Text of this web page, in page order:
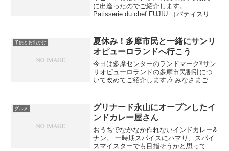
に出逢ったのでご紹介します。
Patisserie du chef FUJIU （パティスリー
ィスリーなので、多摩センター...
子供とお出かけ
夏休み！多摩市民と一緒にサンリ
オピューロランドへ行こう
今日は多摩センターのランドマーク⁈サン
リオピューロランドの多摩市民割引につ
いて改めてご紹介します🎶 みなさまご存
で利用できるキャンペーンが毎年何度も⁈
行われています。...
グルメ
グリナード永山にオープンしたイ
ンドカレー屋さん
おうちでなかなか作れないインドカレー&
ナン。 一時期スパイスにハマり、スパイ
スマイスターでも目指そうかと思ってい